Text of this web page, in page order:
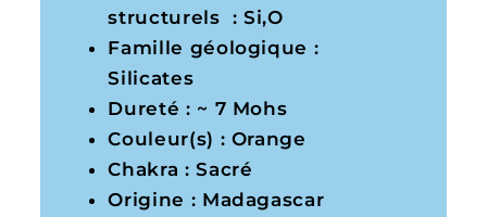
structurels : Si,O
Famille géologique :
Silicates
Dureté : ~ 7 Mohs
Couleur(s) : Orange
Chakra : Sacré
Origine : Madagascar